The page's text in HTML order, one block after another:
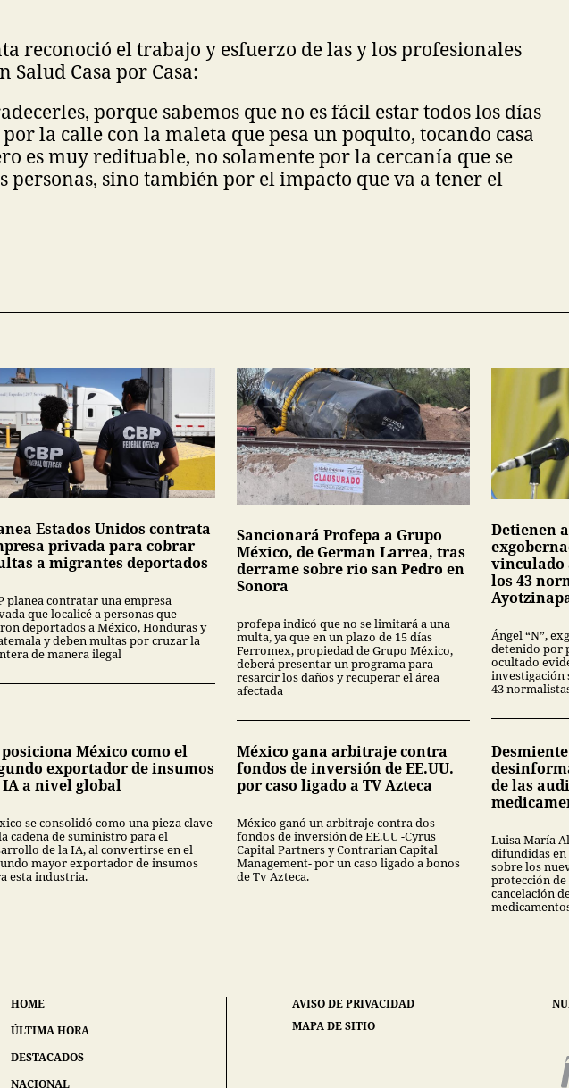
reconoció el trabajo y esfuerzo de las y los profesionales
Salud Casa por Casa:
porque sabemos que no es fácil estar todos los días
la calle con la maleta que pesa un poquito, tocando casa
es muy redituable, no solamente por la cercanía que se
personas, sino también por el impacto que va a tener el
Estados Unidos contrata
privada para cobrar
a migrantes deportados
planea contratar una empresa
que localicé a personas que
deportados a México, Honduras y
y deben multas por cruzar la
de manera ilegal
Sancionará Profepa a Grupo
México, de German Larrea, tras
derrame sobre rio san Pedro en
Sonora
profepa indicó que no se limitará a una
multa, ya que en un plazo de 15 días
Ferromex, propiedad de Grupo México,
deberá presentar un programa para
resarcir los daños y recuperar el área
afectada
Detienen
vinculado
los 43
Ángel “N”,
detenido por
ocultado
investigación
43
posiciona México como el
exportador de insumos
IA a nivel global
se consolidó como una pieza clave
cadena de suministro para el
de la IA, al convertirse en el
mayor exportador de insumos
esta industria.
México gana arbitraje contra
fondos de inversión de EE.UU.
por caso ligado a TV Azteca
México ganó un arbitraje contra dos
fondos de inversión de EE.UU -Cyrus
Capital Partners y Contrarian Capital
Management- por un caso ligado a bonos
de Tv Azteca.
de las
Luisa María
difundidas en
sobre los
protección de
cancelación
HOME
ÚLTIMA HORA
DESTACADOS
NACIONAL
AVISO DE PRIVACIDAD
MAPA DE SITIO